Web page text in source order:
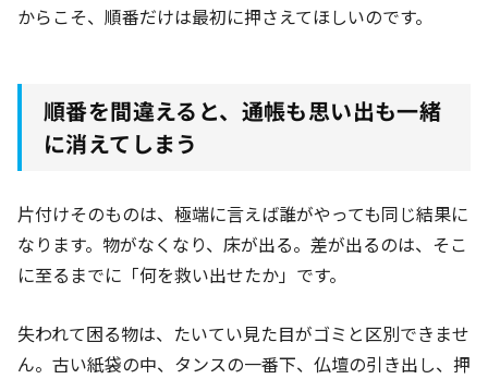
からこそ、順番だけは最初に押さえてほしいのです。
順番を間違えると、通帳も思い出も一緒
に消えてしまう
片付けそのものは、極端に言えば誰がやっても同じ結果に
なります。物がなくなり、床が出る。差が出るのは、そこ
に至るまでに「何を救い出せたか」です。
失われて困る物は、たいてい見た目がゴミと区別できませ
ん。古い紙袋の中、タンスの一番下、仏壇の引き出し、押